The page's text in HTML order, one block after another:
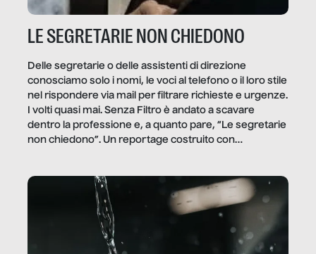
LE SEGRETARIE NON CHIEDONO
Delle segretarie o delle assistenti di direzione
conosciamo solo i nomi, le voci al telefono o il loro stile
nel rispondere via mail per filtrare richieste e urgenze.
I volti quasi mai. Senza Filtro è andato a scavare
dentro la professione e, a quanto pare, “Le segretarie
non chiedono”. Un reportage costruito con